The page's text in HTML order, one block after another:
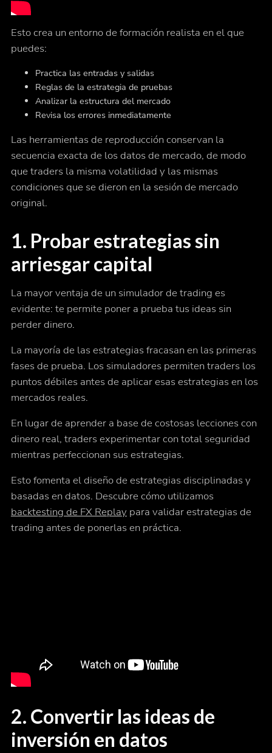
Esto crea un entorno de formación realista en el que
puedes:
Practica las entradas y salidas
Reglas de la estrategia de pruebas
Analizar la estructura del mercado
Revisa los errores inmediatamente
Las herramientas de reproducción conservan la
secuencia exacta de los datos de mercado, de modo
que traders la misma volatilidad y las mismas
condiciones que se dieron en la sesión de mercado
original.
1. Probar estrategias sin
arriesgar capital
La mayor ventaja de un simulador de trading es
evidente: te permite poner a prueba tus ideas sin
perder dinero.
La mayoría de las estrategias fracasan en las primeras
fases de prueba. Los simuladores permiten traders los
puntos débiles antes de aplicar esas estrategias en los
mercados reales.
En lugar de aprender a base de costosas lecciones con
dinero real, traders experimentar con total seguridad
mientras perfeccionan sus estrategias.
Esto fomenta el diseño de estrategias disciplinadas y
basadas en datos. Descubre cómo utilizamos
backtesting de FX Replay para validar estrategias de
trading antes de ponerlas en práctica.
2. Convertir las ideas de
inversión en datos